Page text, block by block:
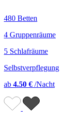
480 Betten
4 Gruppenräume
5 Schlafräume
Selbstverpflegung
ab 4.50 € /Nacht